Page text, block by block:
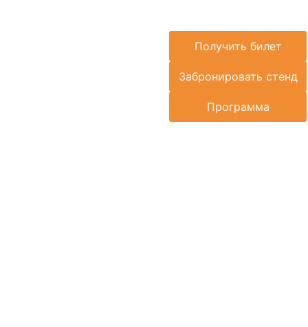
Получить билет
Забронировать стенд
Программа